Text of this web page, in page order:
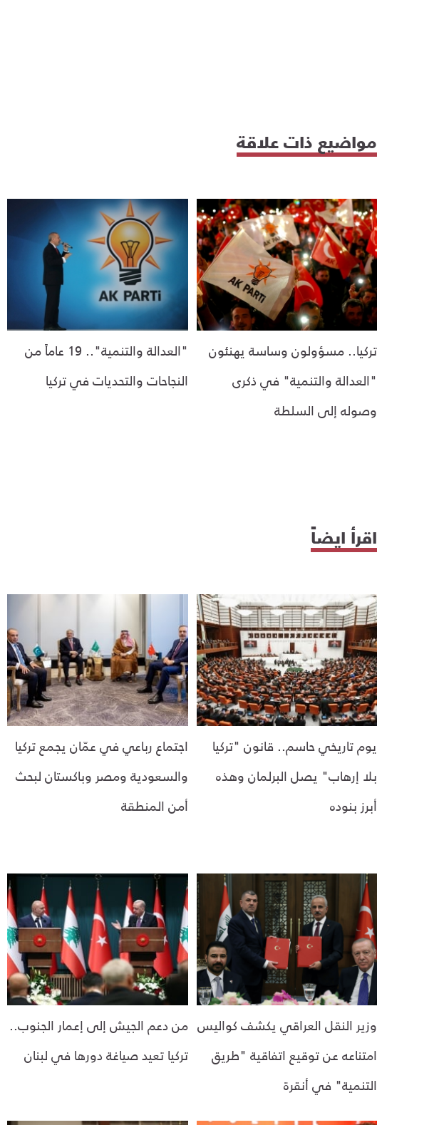
مواضيع ذات علاقة
تركيا.. مسؤولون وساسة يهنئون
"العدالة والتنمية" في ذكرى
وصوله إلى السلطة
"العدالة والتنمية".. 19 عاماً من
النجاحات والتحديات في تركيا
اقرأ ايضاً
يوم تاريخي حاسم.. قانون "تركيا
بلا إرهاب" يصل البرلمان وهذه
أبرز بنوده
اجتماع رباعي في عمّان يجمع تركيا
والسعودية ومصر وباكستان لبحث
أمن المنطقة
وزير النقل العراقي يكشف كواليس
امتناعه عن توقيع اتفاقية "طريق
التنمية" في أنقرة
من دعم الجيش إلى إعمار الجنوب..
تركيا تعيد صياغة دورها في لبنان